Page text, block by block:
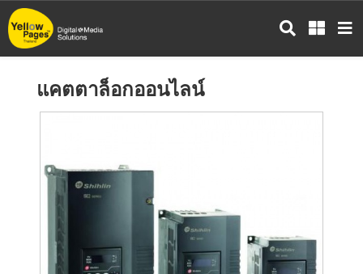
ข้าม
ไป
แคตตาล็อกออนไลน์